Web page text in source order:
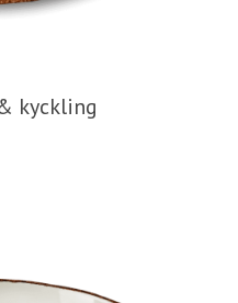
kyckling